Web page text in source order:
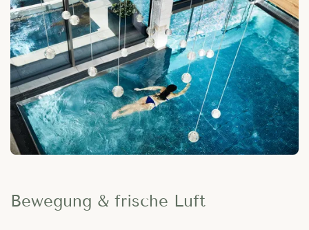
Bewegung & frische Luft